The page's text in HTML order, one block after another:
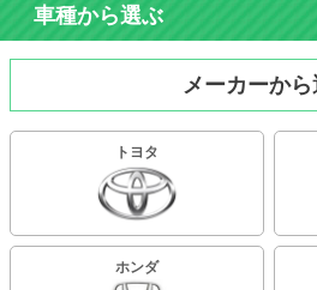
車種から選ぶ
メーカーか
トヨタ
ホンダ